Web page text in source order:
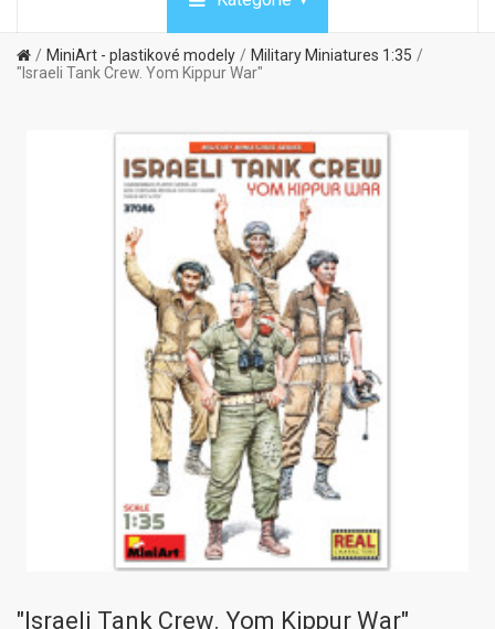
MiniArt - plastikové modely
Military Miniatures 1:35
"Israeli Tank Crew. Yom Kippur War"
"Israeli Tank Crew. Yom Kippur War"